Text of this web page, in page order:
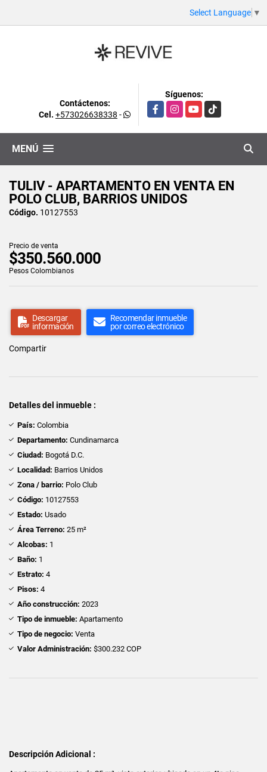
Select Language ▼
Contáctenos:
Cel. +573026638338 -
Síguenos:
FacebookInstagramYouTubeTikTok
MENÚ
TULIV - APARTAMENTO EN VENTA EN
POLO CLUB, BARRIOS UNIDOS
Código. 10127553
Precio de venta
$350.560.000
Pesos Colombianos
Descargar
información
Recomendar inmueble
por correo electrónico
Compartir
Detalles del inmueble :
País: Colombia
Departamento: Cundinamarca
Ciudad: Bogotá D.C.
Localidad: Barrios Unidos
Zona / barrio: Polo Club
Código: 10127553
Estado: Usado
Área Terreno: 25 m²
Alcobas: 1
Baño: 1
Estrato: 4
Pisos: 4
Año construcción: 2023
Tipo de inmueble: Apartamento
Tipo de negocio: Venta
Valor Administración: $300.232 COP
Descripción Adicional :